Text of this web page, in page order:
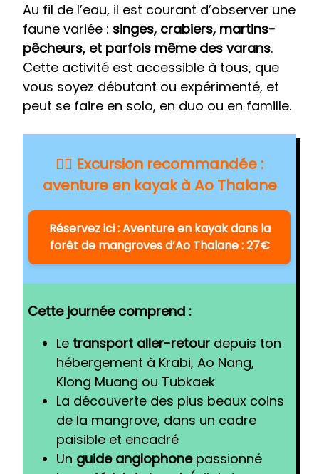
Au fil de l’eau, il est courant d’observer une
faune variée : singes, crabiers, martins-
pêcheurs, et parfois même des varans.
Cette activité est accessible à tous, que
vous soyez débutant ou expérimenté, et
peut se faire en solo, en duo ou en famille.
🚣‍♂️ Excursion recommandée :
aventure en kayak à Ao Thalane
Réservez ici : Aventure en kayak dans la
forêt de mangroves d’Ao Thalane : 27€
Cette journée comprend :
Le transport aller-retour depuis ton
hébergement à Krabi, Ao Nang,
Klong Muang ou Tubkaek
La découverte des plus beaux coins
de la mangrove, dans un cadre
paisible et encadré
Un guide anglophonepassionné